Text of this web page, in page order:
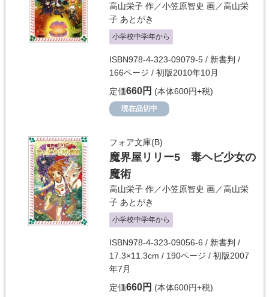
高山栄子 作／小笠原智史 画／高山栄
子 あとがき
小学校中学年から
ISBN978-4-323-09079-5 / 新書判 /
166ページ / 初版2010年10月
定価660円 (本体600円+税)
現在品切中
フォア文庫(B)
魔界屋リリー5 毒ヘビ少女の
魔術
高山栄子 作／小笠原智史 画／高山栄
子 あとがき
小学校中学年から
ISBN978-4-323-09056-6 / 新書判 /
17.3×11.3cm / 190ページ / 初版2007
年7月
定価660円 (本体600円+税)